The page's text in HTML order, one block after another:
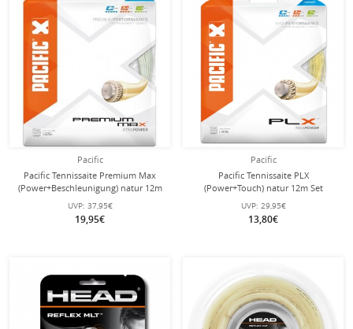
Pacific
Pacific Tennissaite Premium Max
(Power+Beschleunigung) natur 12m
Set
UVP: 37,95€
19,95€
Pacific
Pacific Tennissaite PLX
(Power+Touch) natur 12m Set
UVP: 29,95€
13,80€